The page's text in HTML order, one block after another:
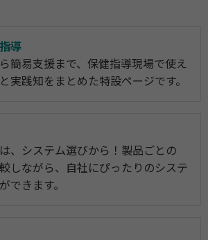
導
簡易支援まで、保健指導現場で使え
実践知をまとめた特設ページです。
、システム選びから！製品ごとの
しながら、自社にぴったりのシステ
できます。